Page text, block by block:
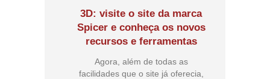
3D: visite o site da marca
Spicer e conheça os novos
recursos e ferramentas
Agora, além de todas as
facilidades que o site já oferecia,